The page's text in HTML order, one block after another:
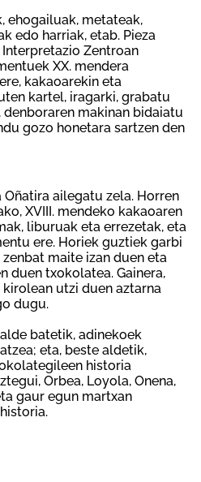
ehogailuak, metateak,
edo harriak, etab. Pieza
Zentroan
XX. mendera
kakaoarekin eta
kartel, iragarki, grabatu
makinan bidaiatu
gozo honetara sartzen den
ailegatu zela. Horren
XVIII. mendeko kakaoaren
liburuak eta errezetak, eta
ere. Horiek guztiek garbi
maite izan duen eta
duen txokolatea. Gainera,
utzi duen aztarna
dugu.
batetik, adinekoek
eta, beste aldetik,
historia
Orbea, Loyola, Onena,
gaur egun martxan